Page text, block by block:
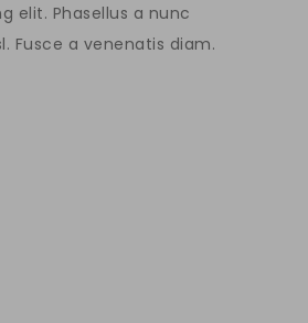
elit. Phasellus a nunc
Fusce a venenatis diam.